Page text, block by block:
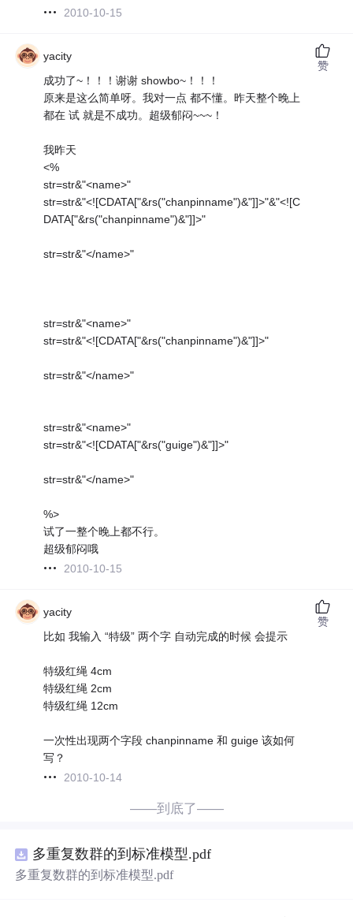
2010-10-15
yacity
成功了~！！！谢谢 showbo~！！！
原来是这么简单呀。我对一点 都不懂。昨天整个晚上
都在 试 就是不成功。超级郁闷~~~！
我昨天
<%
str=str&"<name>"
str=str&"<![CDATA["&rs("chanpinname")&"]]>"&"<![C
DATA["&rs("chanpinname")&"]]>"
str=str&"</name>"
str=str&"<name>"
str=str&"<![CDATA["&rs("chanpinname")&"]]>"
str=str&"</name>"
str=str&"<name>"
str=str&"<![CDATA["&rs("guige")&"]]>"
str=str&"</name>"
%>
试了一整个晚上都不行。
超级郁闷哦
2010-10-15
赞
yacity
比如 我输入 “特级” 两个字 自动完成的时候 会提示
特级红绳 4cm
特级红绳 2cm
特级红绳 12cm
一次性出现两个字段 chanpinname 和 guige 该如何
写？
2010-10-14
赞
——到底了——
多重复数群的到标准模型.pdf
多重复数群的到标准模型.pdf